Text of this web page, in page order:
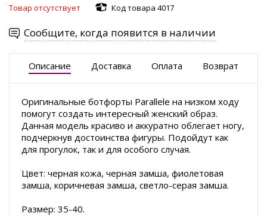
Товар отсутствует Код товара 4017
Сообщите, когда появится в наличии
Описание Доставка Оплата Возврат
Оригинальные ботфорты Parallele на низком ходу
помогут создать интересный женский образ.
Данная модель красиво и аккуратно облегает ногу,
подчеркнув достоинства фигуры. Подойдут как
для прогулок, так и для особого случая.
Цвет: черная кожа, черная замша, фиолетовая
замша, коричневая замша, светло-серая замша.
Размер: 35-40.